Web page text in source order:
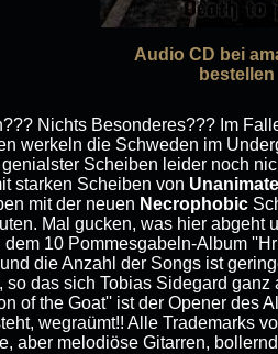
Audio CD bei
bestellen
Nichts Besonderes??? Im
werkeln die Schweden im
Scheiben leider noch
starken Scheiben von
mit der neuen Necrophobic
Mal gucken, was hier abgeht
10 Pommesgabeln-Album
die Anzahl der Songs ist
das sich Tobias Sidegard ganz
of the Goat'' ist der Opener des
wegraümt!! Alle Trademarks
aber melodiöse Gitarren,